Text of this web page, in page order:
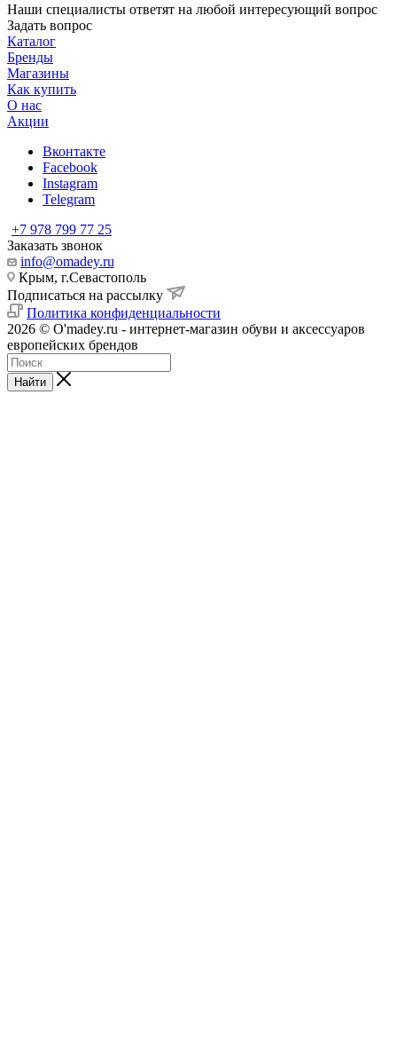
Наши специалисты ответят на любой интересующий вопрос
Задать вопрос
Каталог
Бренды
Магазины
Как купить
О нас
Акции
Вконтакте
Facebook
Instagram
Telegram
+7 978 799 77 25
Заказать звонок
info@omadey.ru
Крым, г.Севастополь
Подписаться на рассылку
Политика конфиденциальности
2026 © O'madey.ru - интернет-магазин обуви и аксессуаров
европейских брендов
Найти